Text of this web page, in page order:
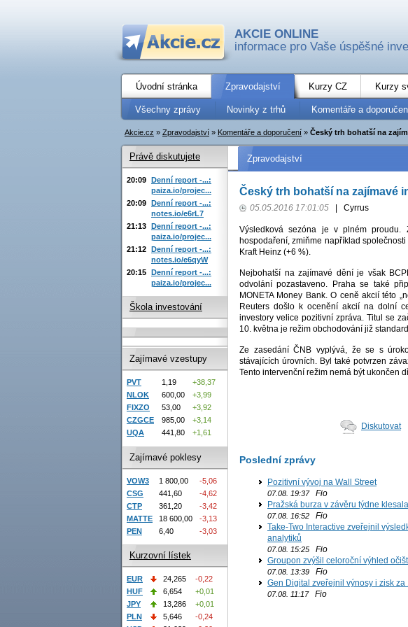
AKCIE ONLINE
informace pro Vaše úspěšné
Úvodní stránka Zpravodajství Kurzy CZ Kurzy
Všechny zprávy Novinky z trhů Komentáře a
Akcie.cz » Zpravodajství » Komentáře a doporučení » Český trh bohatší na
Zpravodajství
Český trh bohatší na zajímavé
05.05.2016 17:01:05 Cyrrus
Výsledková sezóna je v plném proudu.
hospodaření, zmiňme například
Kraft Heinz (+6 %).
Nejbohatší na zajímavé dění je však
odvolání pozastaveno. Praha se také
MONETA Money Bank. O ceně akcií této
Reuters došlo k ocenění akcií na dolní
investory velice pozitivní zpráva. Titul se
10. května je režim obchodování již
Ze zasedání ČNB vyplývá, že se s
stávajících úrovních. Byl také potvrzen
Tento intervenční režim nemá být ukončen
Diskutovat
Poslední zprávy
Pozitivní vývoj na Wall Street
07.08. 19:37Fio
Pražská burza v závěru týdne klesala
07.08. 16:52 Fio
Take-Two Interactive zveřejnil
analytiků
07.08. 15:25 Fio
Groupon zvýšil celoroční výhled
07.08. 13:39 Fio
Gen Digital zveřejnil výnosy i zisk
07.08. 11:17Fio
Právě diskutujete
20:09 Denní report -...:
paiza.io/projec...
20:09 Denní report -...:
notes.io/e6rL7
21:13 Denní report -...:
paiza.io/projec...
21:12 Denní report -...:
notes.io/e6qyW
20:15 Denní report -...:
paiza.io/projec...
Škola investování
Zajímavé vzestupy
PVT 1,19
+38,37
NLOK
600,00
+3,99
FIXZO
53,00
+3,92
CZGCE
985,00
+3,14
UQA
441,80 +1,61
Zajímavé poklesy
VOW3 1 800,00
-5,06
CSG
441,60
-4,62
CTP
361,20
-3,42
MATTE
18 600,00
-3,13
PEN
6,40 -3,03
Kurzovní lístek
EUR 24,265
-0,22
HUF
6,654
+0,01
JPY
13,286
+0,01
PLN
5,646
-0,24